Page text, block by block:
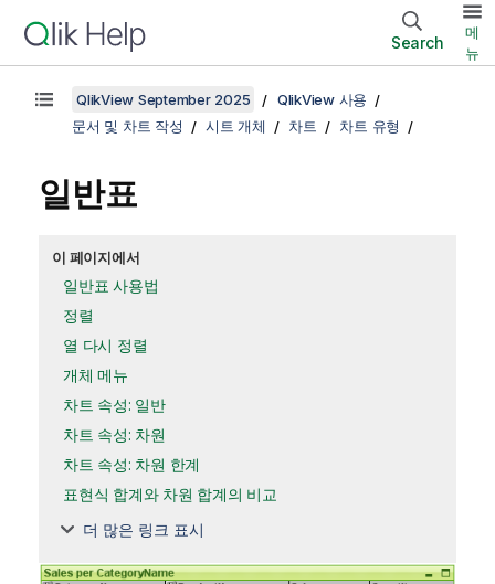
Search
메
뉴
QlikView September 2025
QlikView 사용
문서 및 차트 작성
시트 개체 차트 차트 유형
일반표
이 페이지에서
일반표 사용법
정렬
열 다시 정렬
개체 메뉴
차트 속성: 일반
차트 속성: 차원
차트 속성: 차원 한계
표현식 합계와 차원 합계의 비교
더 많은 링크 표시